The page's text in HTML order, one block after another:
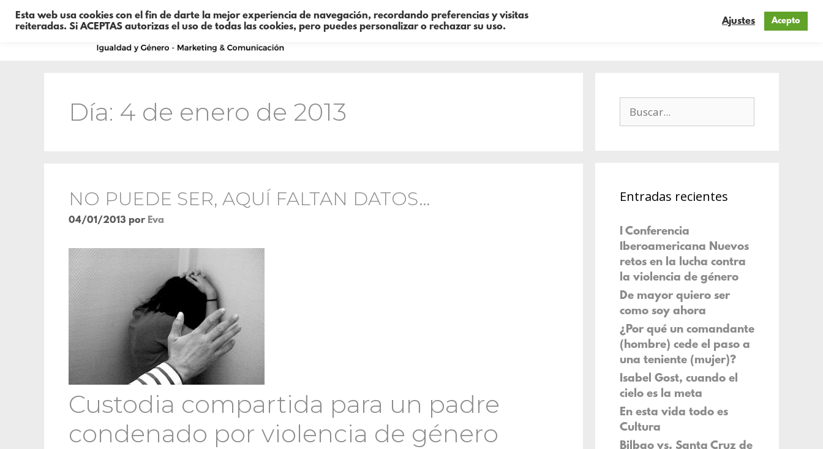
Sobre mí Consultoría Formación
Día: 4 de enero de 2013
NO PUEDE SER, AQUÍ FALTAN DATOS…
04/01/2013 por Eva
Custodia compartida para un padre
condenado por violencia de género
Entradas recientes
I Conferencia
Iberoamericana Nuevos
retos en la lucha contra
la violencia de género
De mayor quiero ser
como soy ahora
¿Por qué un comandante
(hombre) cede el paso a
una teniente (mujer)?
Isabel Gost, cuando el
cielo es la meta
En esta vida todo es
Cultura
Bilbao vs. Santa Cruz de
Esta web usa cookies con el fin de darte la mejor experiencia de navegación, recordando preferencias y visitas
reiteradas. Si ACEPTAS autorizas el uso de todas las cookies, pero puedes personalizar o rechazar su uso.
Ajustes Acepto